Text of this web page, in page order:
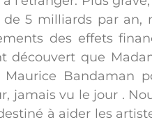
5 milliards par an,
des effets
découvert que
Bandaman
jamais vu le jour .
à aider les